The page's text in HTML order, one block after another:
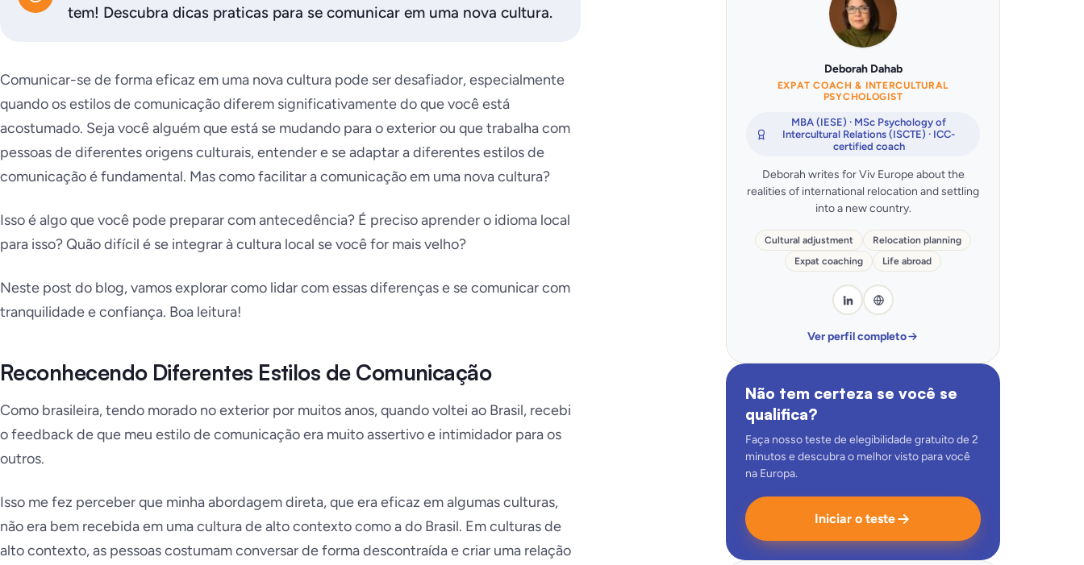
tem! Descubra dicas praticas para se comunicar em uma nova cultura.
Comunicar-se de forma eficaz em uma nova cultura pode ser desafiador, especialmente
quando os estilos de comunicação diferem significativamente do que você está
acostumado. Seja você alguém que está se mudando para o exterior ou que trabalha com
pessoas de diferentes origens culturais, entender e se adaptar a diferentes estilos de
comunicação é fundamental. Mas como facilitar a comunicação em uma nova cultura?
Isso é algo que você pode preparar com antecedência? É preciso aprender o idioma local
para isso? Quão difícil é se integrar à cultura local se você for mais velho?
Neste post do blog, vamos explorar como lidar com essas diferenças e se comunicar com
tranquilidade e confiança. Boa leitura!
Reconhecendo Diferentes Estilos de Comunicação
Como brasileira, tendo morado no exterior por muitos anos, quando voltei ao Brasil, recebi
o feedback de que meu estilo de comunicação era muito assertivo e intimidador para os
outros.
Isso me fez perceber que minha abordagem direta, que era eficaz em algumas culturas,
não era bem recebida em uma cultura de alto contexto como a do Brasil. Em culturas de
alto contexto, as pessoas costumam conversar de forma descontraída e criar uma relação
Deborah Dahab
EXPAT COACH & INTERCULTURAL
PSYCHOLOGIST
MBA (IESE) · MSc Psychology of
Intercultural Relations (ISCTE) · ICC-
certified coach
Deborah writes for Viv Europe about the
realities of international relocation and settling
into a new country.
Cultural adjustment
Relocation planning
Expat coaching
Life abroad
Ver perfil completo
Não tem certeza se você se
qualifica?
Faça nosso teste de elegibilidade gratuito de 2
minutos e descubra o melhor visto para você
na Europa.
Iniciar o teste